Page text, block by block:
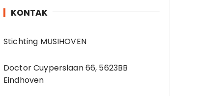
KONTAK
Stichting MUSIHOVEN
Doctor Cuyperslaan 66, 5623BB
Eindhoven